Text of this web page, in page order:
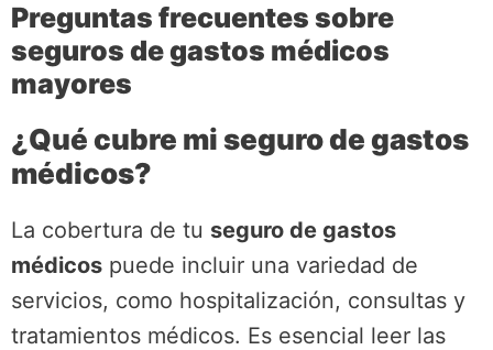
Preguntas frecuentes sobre
seguros de gastos médicos
mayores
¿Qué cubre mi seguro de gastos
médicos?
La cobertura de tu seguro de gastos
médicos puede incluir una variedad de
servicios, como hospitalización, consultas y
tratamientos médicos. Es esencial leer las